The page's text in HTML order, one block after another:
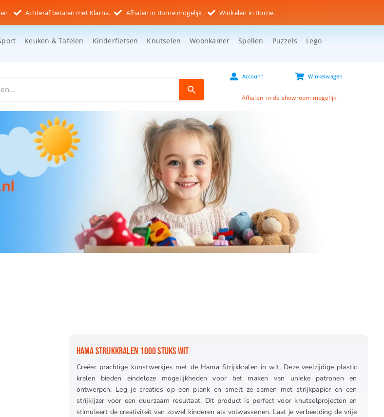
Achteraf betalen met Klarna. Afhalen in Borne mogelijk. Winkelen in Borne.
Keuken & Tafelen Kinderfietsen Knutselen Woonkamer Spellen Puzzels Lego
Account Winkelwagen
Afhalen in de showroom mogelijk!
HAMA STRIJKKRALEN 1000 STUKS WIT
Creëer prachtige kunstwerkjes met de Hama Strijkkralen in wit. Deze veelzijdige plastic
kralen bieden eindeloze mogelijkheden voor het maken van unieke patronen en
ontwerpen. Leg je creaties op een plank en smelt ze samen met strijkpapier en een
strijkijzer voor een duurzaam resultaat. Dit product is perfect voor knutselprojecten en
stimuleert de creativiteit van zowel kinderen als volwassenen. Laat je verbeelding de vrije